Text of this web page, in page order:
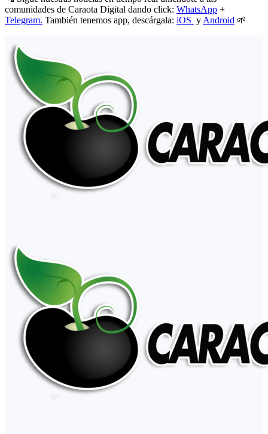
comunidades de Caraota Digital dando click: WhatsApp +
Telegram. También tenemos app, descárgala: iOS y Android 🌱